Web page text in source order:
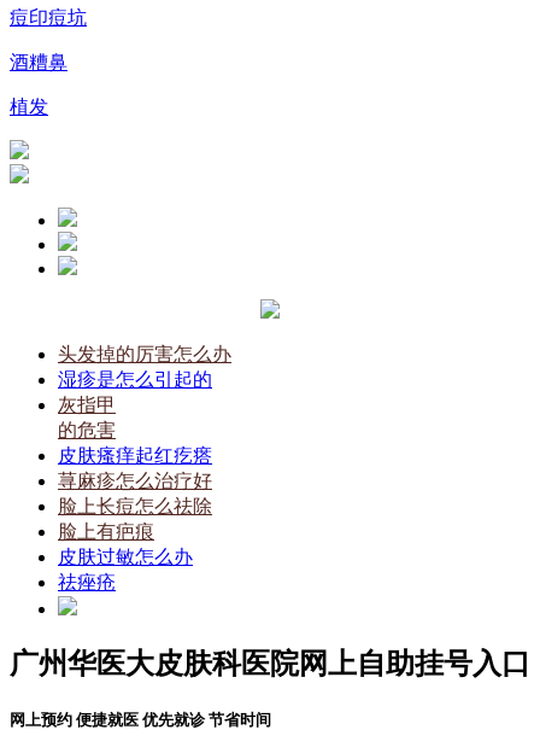
痘印痘坑
酒糟鼻
植发
头发掉的厉害怎么办
湿疹是怎么引起的
灰指甲
的危害
皮肤瘙痒起红疙瘩
荨麻疹怎么治疗好
脸上长痘怎么祛除
脸上有疤痕
皮肤过敏怎么办
祛痤疮
广州华医大皮肤科医院网上自助挂号入口
网上预约 便捷就医 优先就诊 节省时间